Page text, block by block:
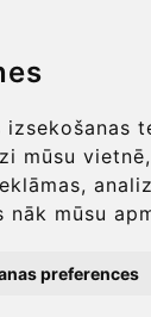
mūsu
nāk mūsu
preferences
with